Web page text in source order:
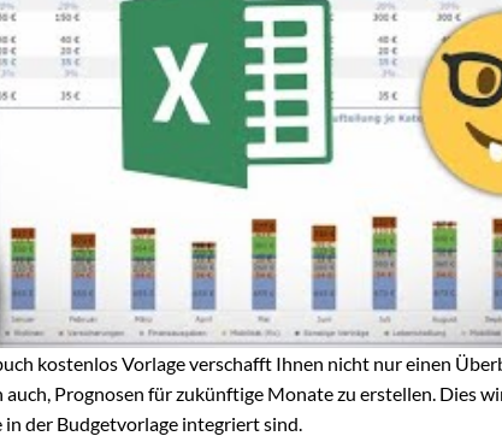
kostenlos Vorlage verschafft Ihnen nicht nur einen
Prognosen für zukünftige Monate zu erstellen. Dies
der Budgetvorlage integriert sind.